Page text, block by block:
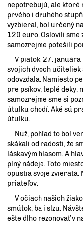
nepotrebujú, ale ktoré
prvého i druhého
vyzbieral, bol určený
120 euro. Oslovili sme
samozrejme potešili
V piatok, 27. januára
svojich dvoch učiteliek
odovzdala. Namiesto
pre psíkov, teplé deky,
samozrejme sme si
útulku chodí. Aké sú
útulku.
Nuž, pohľad to bol
skákali od radosti, že
láskavým hlasom. A
plný nádeje. Toto
opustia svoje zvieratá.
priateľov.
V očiach našich
smútok, ba i slzu.
ešte dlho rezonovať v